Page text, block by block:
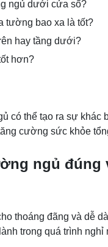
ngủ dưới cửa sổ?
tường bao xa là tốt?
hay tầng dưới?
hơn?
có thể tạo ra sự
cường sức khỏe
ngủ đúng
thoáng đãng và dễ
trong quá trình nghỉ